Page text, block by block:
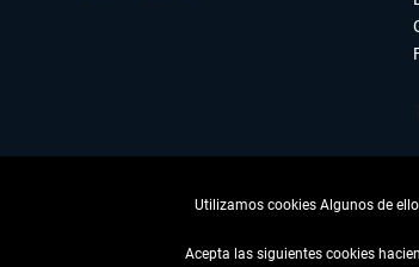
Utilizamos cookies Algunos de
Acepta las siguientes cookies